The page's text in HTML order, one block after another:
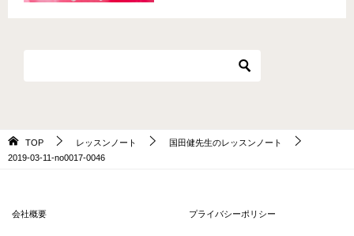
TOP レッスンノート
国田健先生のレッスンノート
2019-03-11-no0017-0046
会社概要 プライバシーポリシー